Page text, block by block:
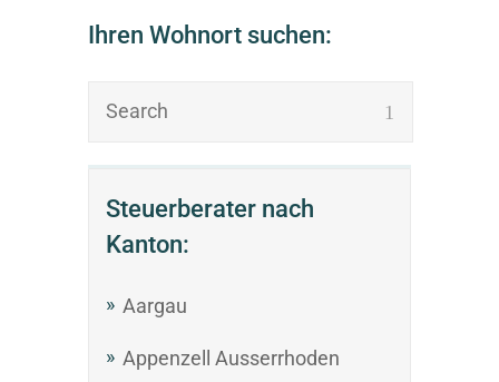
Ihren Wohnort suchen:
Steuerberater nach
Kanton:
Aargau
Appenzell Ausserrhoden